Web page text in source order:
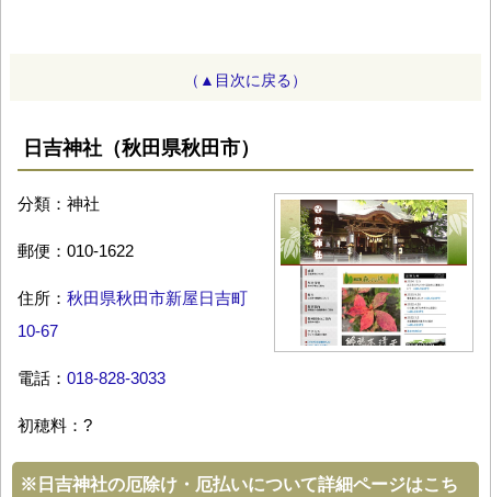
（▲目次に戻る）
日吉神社（秋田県秋田市）
分類：神社
郵便：010-1622
住所： 秋田県秋田市新屋日吉町
10-67
電話： 018-828-3033
初穂料：?
※ 日吉神社の厄除け・厄払いについて詳細ページはこち